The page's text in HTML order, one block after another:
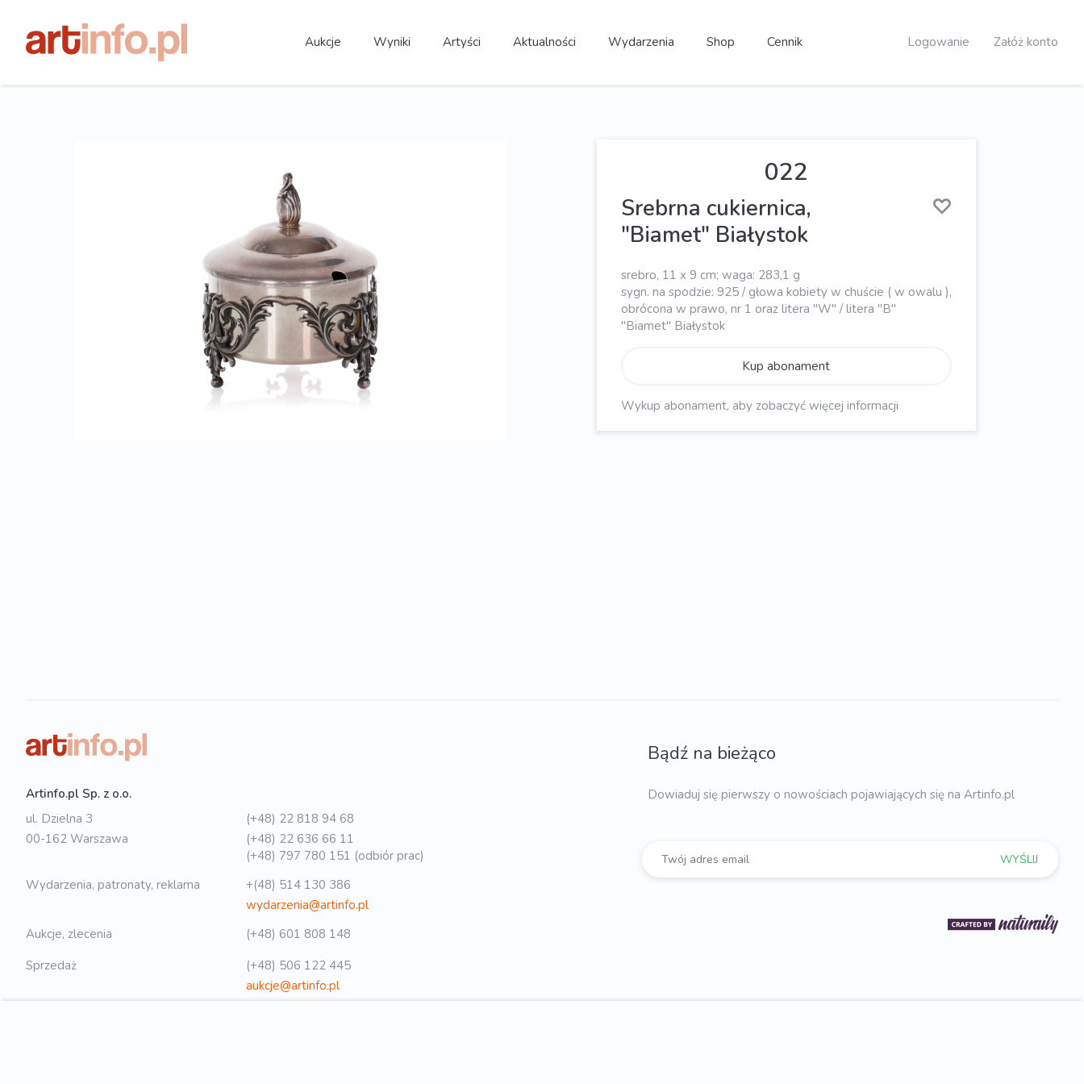
Aukcje Wyniki Artyści Aktualności Wydarzenia Shop Cennik Logowanie Załóż konto
022
Srebrna cukiernica,
"Biamet" Białystok
srebro, 11 x 9 cm; waga: 283,1 g
sygn. na spodzie: 925 / głowa kobiety w chuście ( w owalu ),
obrócona w prawo, nr 1 oraz litera "W" / litera "B"
"Biamet" Białystok
Kup abonament
Wykup abonament, aby zobaczyć więcej informacji
Artinfo.pl Sp. z o.o.
ul. Dzielna 3
00-162 Warszawa
(+48) 22 818 94 68
(+48) 22 636 66 11
(+48) 797 780 151 (odbiór prac)
Wydarzenia, patronaty, reklama
+(48) 514 130 386
wydarzenia@artinfo.pl
Aukcje, zlecenia
(+48) 601 808 148
Sprzedaż
(+48) 506 122 445
aukcje@artinfo.pl
Bądź na bieżąco
Dowiaduj się pierwszy o nowościach pojawiających się na Artinfo.pl
WYŚLIJ